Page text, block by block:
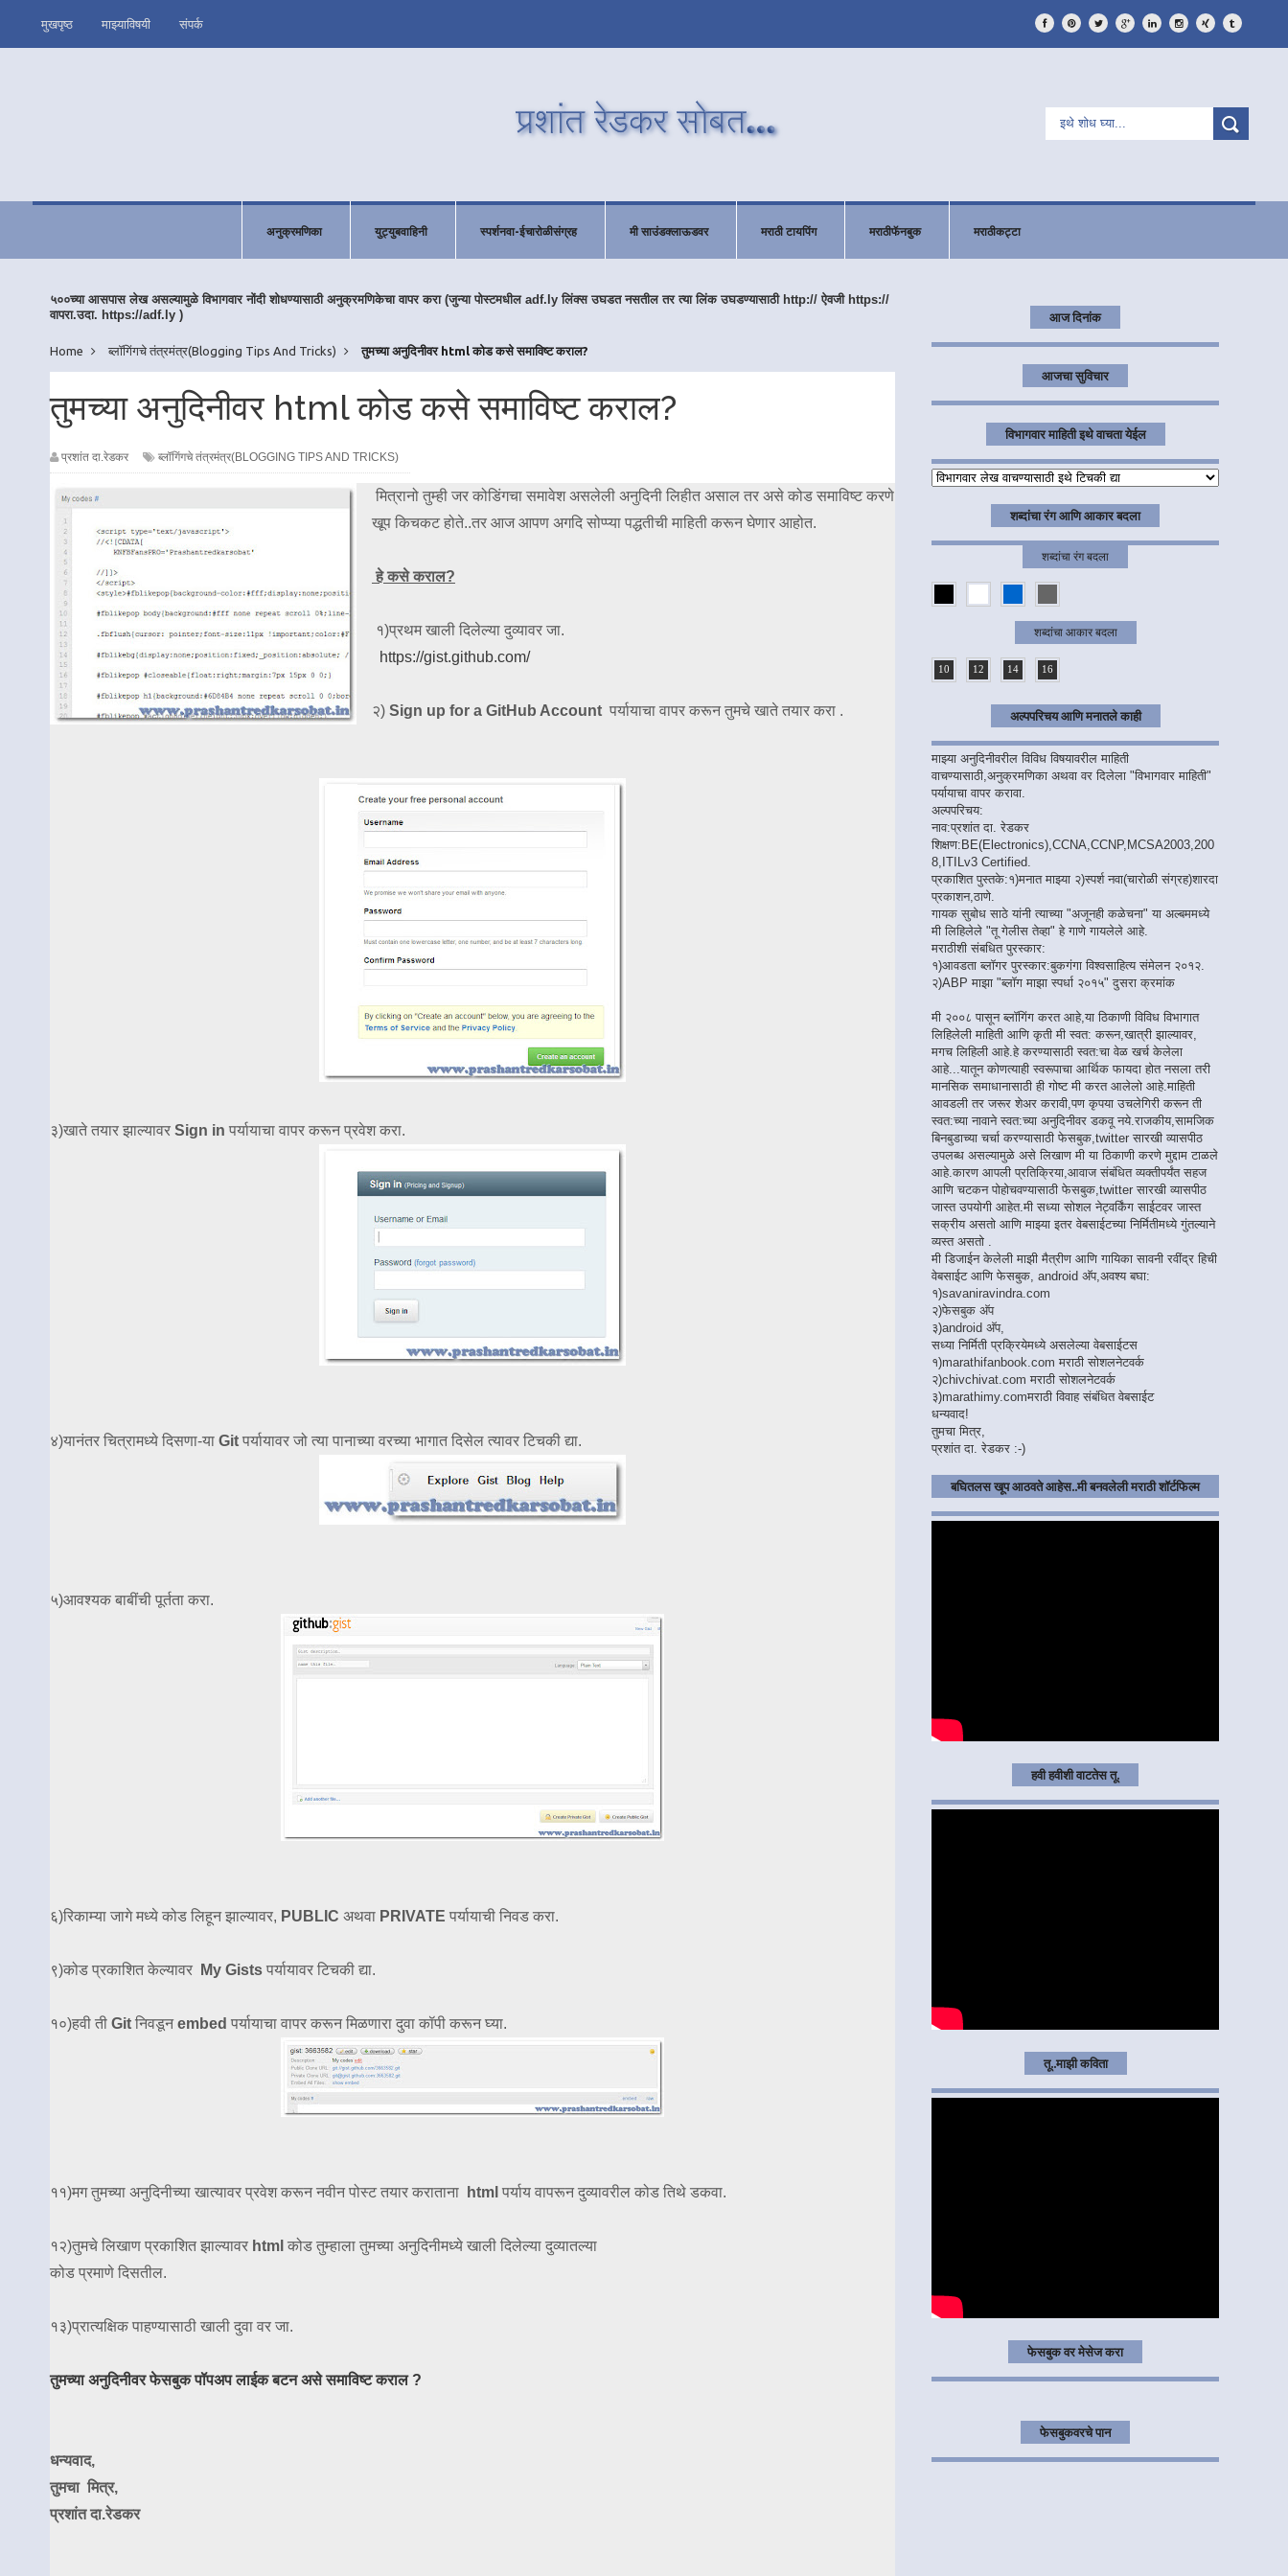
मुखपृष्ठ माझ्याविषयी संपर्क
अनुक्रमणिका युट्युबवाहिनी स्पर्शनवा-ईचारोळीसंग्रह मी साउंडक्लाऊडवर मराठी टायपिंग मराठीफॅनबुक मराठीकट्टा
५००च्या आसपास लेख असल्यामुळे विभागवार नोंदी शोधण्यासाठी अनुक्रमणिकेचा वापर करा (जुन्या पोस्टमधील adf.ly लिंक्स उघडत नसतील तर त्या लिंक उघडण्यासाठी http:// ऐवजी https://
वापरा.उदा. https://adf.ly )
Home ब्लॉगिंगचे तंत्रमंत्र(Blogging Tips And Tricks) तुमच्या अनुदिनीवर html कोड कसे समाविष्ट कराल?
तुमच्या अनुदिनीवर html कोड कसे समाविष्ट कराल?
प्रशांत दा.रेडकर ब्लॉगिंगचे तंत्रमंत्र(BLOGGING TIPS AND TRICKS)
मित्रानो तुम्ही जर कोडिंगचा समावेश असलेली अनुदिनी लिहीत असाल तर असे कोड समाविष्ट करणे
खूप किचकट होते..तर आज आपण अगदि सोप्प्या पद्धतीची माहिती करून घेणार आहोत.
हे कसे कराल?
१)प्रथम खाली दिलेल्या दुव्यावर जा.
https://gist.github.com/
२) Sign up for a GitHub Account पर्यायाचा वापर करून तुमचे खाते तयार करा .
३)खाते तयार झाल्यावर Sign in पर्यायाचा वापर करून प्रवेश करा.
४)यानंतर चित्रामध्ये दिसणा-या Git पर्यायावर जो त्या पानाच्या वरच्या भागात दिसेल त्यावर टिचकी द्या.
५)आवश्यक बाबींची पूर्तता करा.
६)रिकाम्या जागे मध्ये कोड लिहून झाल्यावर, PUBLIC अथवा PRIVATE पर्यायाची निवड करा.
९)कोड प्रकाशित केल्यावर My Gists पर्यायावर टिचकी द्या.
१०)हवी ती Git निवडूनembed पर्यायाचा वापर करून मिळणारा दुवा कॉपी करून घ्या.
११)मग तुमच्या अनुदिनीच्या खात्यावर प्रवेश करून नवीन पोस्ट तयार कराताना html पर्याय वापरून दुव्यावरील कोड तिथे डकवा.
१२)तुमचे लिखाण प्रकाशित झाल्यावर html कोड तुम्हाला तुमच्या अनुदिनीमध्ये खाली दिलेल्या दुव्यातल्या
कोड प्रमाणे दिसतील.
१३)प्रात्यक्षिक पाहण्यासाठी खाली दुवा वर जा.
तुमच्या अनुदिनीवर फेसबुक पॉपअप लाईक बटन असे समाविष्ट कराल ?
धन्यवाद,
तुमचा मित्र,
प्रशांत दा.रेडकर
आज दिनांक
आजचा सुविचार
विभागवार माहिती इथे वाचता येईल
शब्दांचा रंग आणि आकार बदला
शब्दांचा रंग बदला
शब्दांचा आकार बदला
10 12 14 16
अल्पपरिचय आणि मनातले काही
माझ्या अनुदिनीवरील विविध विषयावरील माहिती
वाचण्यासाठी,अनुक्रमणिका अथवा वर दिलेला "विभागवार माहिती"
पर्यायाचा वापर करावा.
अल्पपरिचय:
नाव:प्रशांत दा. रेडकर
शिक्षण:BE(Electronics),CCNA,CCNP,MCSA2003,200
8,ITILv3 Certified.
प्रकाशित पुस्तके:१)मनात माझ्या २)स्पर्श नवा(चारोळी संग्रह)शारदा
प्रकाशन,ठाणे.
गायक सुबोध साठे यांनी त्याच्या "अजूनही कळेचना" या अल्बममध्ये
मी लिहिलेले "तू गेलीस तेव्हा" हे गाणे गायलेले आहे.
मराठीशी संबधित पुरस्कार:
१)आवडता ब्लॉगर पुरस्कार:बुकगंगा विश्वसाहित्य संमेलन २०१२.
२)ABP माझा "ब्लॉग माझा स्पर्धा २०१५" दुसरा क्रमांक
मी २००८ पासून ब्लॉगिंग करत आहे,या ठिकाणी विविध विभागात
लिहिलेली माहिती आणि कृती मी स्वत: करून,खात्री झाल्यावर,
मगच लिहिली आहे.हे करण्यासाठी स्वत:चा वेळ खर्च केलेला
आहे...यातून कोणत्याही स्वरूपाचा आर्थिक फायदा होत नसला तरी
मानसिक समाधानासाठी ही गोष्ट मी करत आलेलो आहे.माहिती
आवडली तर जरूर शेअर करावी,पण कृपया उचलेगिरी करून ती
स्वत:च्या नावाने स्वत:च्या अनुदिनीवर डकवू नये.राजकीय,सामजिक
बिनबुडाच्या चर्चा करण्यासाठी फेसबुक,twitter सारखी व्यासपीठ
उपलब्ध असल्यामुळे असे लिखाण मी या ठिकाणी करणे मुद्दाम टाळले
आहे.कारण आपली प्रतिक्रिया,आवाज संबंधित व्यक्तीपर्यंत सहज
आणि चटकन पोहोचवण्यासाठी फेसबुक,twitter सारखी व्यासपीठ
जास्त उपयोगी आहेत.मी सध्या सोशल नेट्वर्किंग साईटवर जास्त
सक्रीय असतो आणि माझ्या इतर वेबसाईटच्या निर्मितीमध्ये गुंतल्याने
व्यस्त असतो .
मी डिजाईन केलेली माझी मैत्रीण आणि गायिका सावनी रवींद्र हिची
वेबसाईट आणि फेसबुक, android अ‍ॅप,अवश्य बघा:
१)savaniravindra.com
२)फेसबुक अ‍ॅप
३)android अ‍ॅप,
सध्या निर्मिती प्रक्रियेमध्ये असलेल्या वेबसाईटस
१)marathifanbook.com मराठी सोशलनेटवर्क
२)chivchivat.com मराठी सोशलनेटवर्क
३)marathimy.comमराठी विवाह संबंधित वेबसाईट
धन्यवाद!
तुमचा मित्र,
प्रशांत दा. रेडकर :-)
बघितलस खूप आठवते आहेस..मी बनवलेली मराठी शॉर्टफिल्म
हवी हवीशी वाटतेस तू.
तू..माझी कविता
फेसबुक वर मेसेज करा
फेसबुकवरचे पान